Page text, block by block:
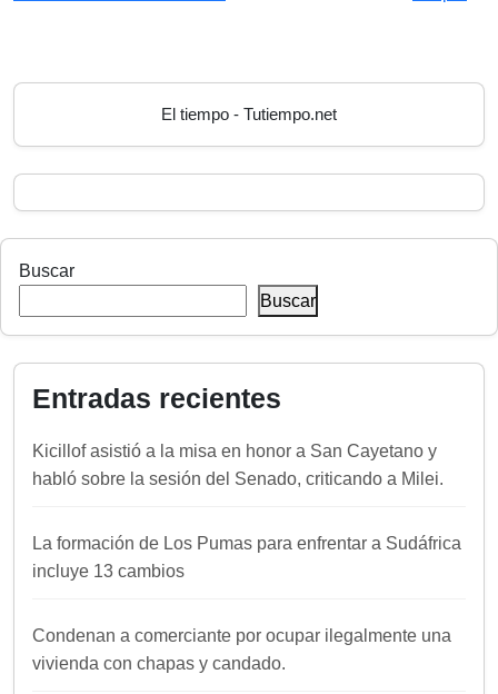
El tiempo - Tutiempo.net
Buscar
Buscar
Entradas recientes
Kicillof asistió a la misa en honor a San Cayetano y
habló sobre la sesión del Senado, criticando a Milei.
La formación de Los Pumas para enfrentar a Sudáfrica
incluye 13 cambios
Condenan a comerciante por ocupar ilegalmente una
vivienda con chapas y candado.